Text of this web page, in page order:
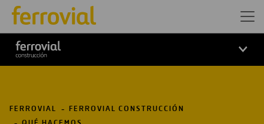
Logo ferrovial construcción
FERROVIAL
FERROVIAL CONSTRUCCIÓN